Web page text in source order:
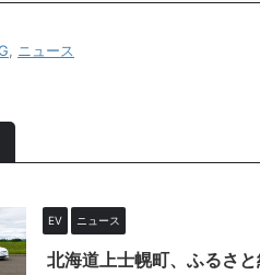
ニュース
EV ニュース
北海道上士幌町、ふるさ